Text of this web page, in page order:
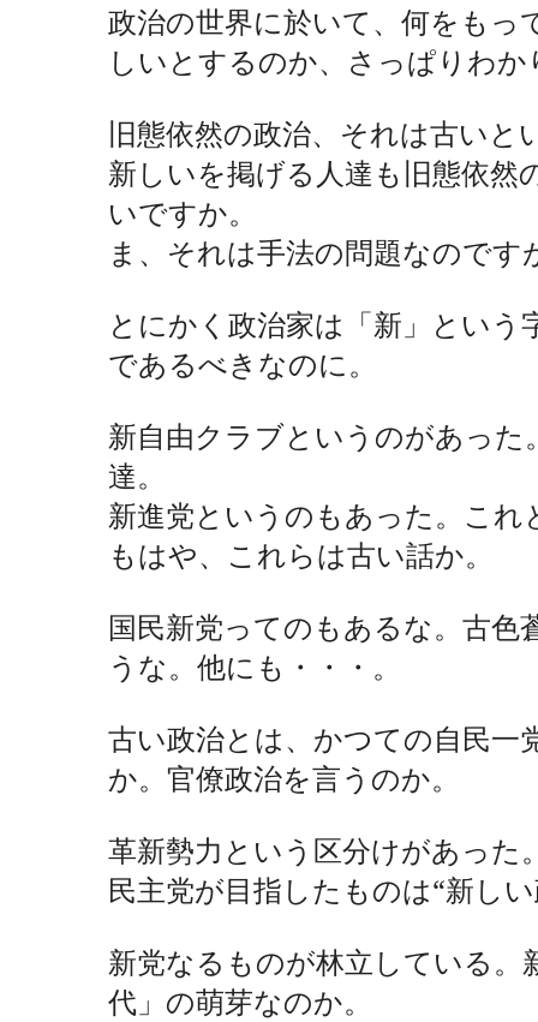
政治の世界に於いて、何をもっ
しいとするのか、さっぱりわ
旧態依然の政治、それは古い
新しいを掲げる人達も旧態依然
いですか。
ま、それは手法の問題なのです
とにかく政治家は「新」とい
であるべきなのに。
新自由クラブというのがあった
達。
新進党というのもあった。こ
もはや、これらは古い話か。
国民新党ってのもあるな。古
うな。他にも・・・。
古い政治とは、かつての自民一
か。官僚政治を言うのか。
革新勢力という区分けがあった
民主党が目指したものは“新し
新党なるものが林立している。
代」の萌芽なのか。